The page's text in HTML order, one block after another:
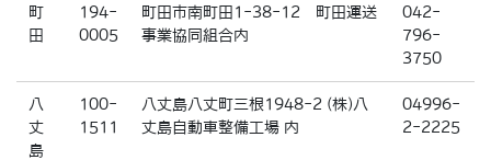
町
田
194-
0005
町田市南町田1-38-12 町田運送
事業協同組合内
042-
796-
3750
八
丈
島
100-
1511
八丈島八丈町三根1948-2 (株)八
丈島自動車整備工場 内
04996-
2-2225